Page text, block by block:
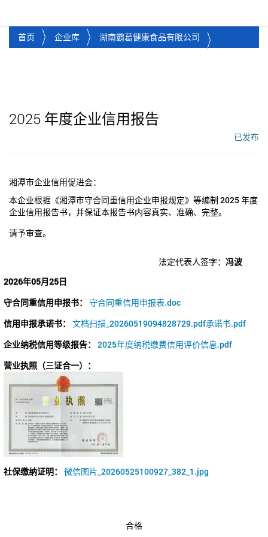
首页 企业库 湖南霸葛健康食品有限公司
2025 年度企业信用报告
已发布
湘潭市企业信用促进会：
本企业根据《湘潭市守合同重信用企业申报规定》等编制 2025年度
企业信用报告书，并保证本报告书内容真实、准确、完整。
请予审查。
法定代表人签字： 冯波
2026年05月25日
守合同重信用申报书：
守合同重信用申报表.doc
信用申报承诺书：
文档扫描_20260519094828729.pdf承诺书.pdf
企业纳税信用等级报告：
2025年度纳税缴费信用评价信息.pdf
营业执照（三证合一）：
社保缴纳证明： 微信图片_20260525100927_382_1.jpg
合格